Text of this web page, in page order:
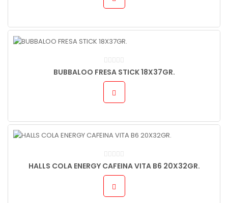
BUBBALOO FRESA STICK 18X37GR.
HALLS COLA ENERGY CAFEINA VITA B6 20X32GR.